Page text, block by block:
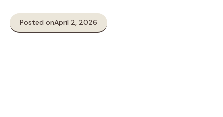
Posted onApril 2, 2026